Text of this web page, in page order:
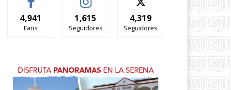
4,941
Fans
1,615
Seguidores
4,319
Seguidores